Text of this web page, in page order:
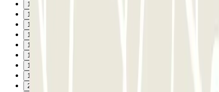
12
13
14
15
16
17
18
19
20